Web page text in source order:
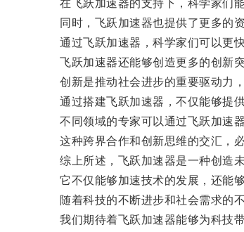
在飞跃加速器的支持下，科学家们能
同时，飞跃加速器也提供了更多的资
通过飞跃加速器，科学家们可以更快
飞跃加速器还能够创造更多的创新突
创新是推动社会进步的重要驱动力，
通过搭建飞跃加速器，不仅能够提供
不同领域的专家可以通过飞跃加速器
这种跨界合作和创新思维的交汇，必
综上所述，飞跃加速器是一种创造未
它不仅能够加速技术的发展，还能够
随着科技的不断进步和社会需求的不
我们期待着飞跃加速器能够为科技带